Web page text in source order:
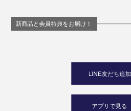
新商品と会員特典をお届け！
LINE友だち追加
アプリで見る